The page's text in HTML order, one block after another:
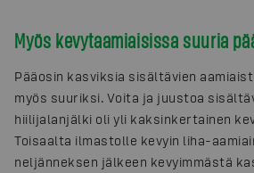
Myös kevytaamiaisissa suuria
Pääosin kasviksia sisältävien
myös suuriksi. Voita ja juustoa
hiilijalanjälki oli yli kaksinkertainen
Toisaalta ilmastolle kevyin liha-
neljänneksen jälkeen kevyimmästä